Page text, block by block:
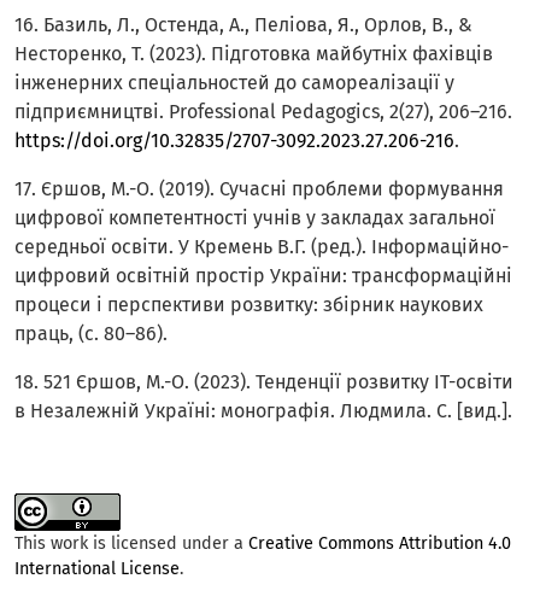
16. Базиль, Л., Остенда, А., Пеліова, Я., Орлов, В., &
Несторенко, Т. (2023). Підготовка майбутніх фахівців
інженерних спеціальностей до самореалізації у
підприємництві. Professional Pedagogics, 2(27), 206–216.
https://doi.org/10.32835/2707-3092.2023.27.206-216.
17. Єршов, М.-О. (2019). Сучасні проблеми формування
цифрової компетентності учнів у закладах загальної
середньої освіти. У Кремень В.Г. (ред.). Інформаційно-
цифровий освітній простір України: трансформаційні
процеси і перспективи розвитку: збірник наукових
праць, (с. 80–86).
18. 521 Єршов, М.-О. (2023). Тенденції розвитку ІТ-освіти
в Незалежній Україні: монографія. Людмила. С. [вид.].
This work is licensed under a Creative Commons Attribution 4.0
International License.